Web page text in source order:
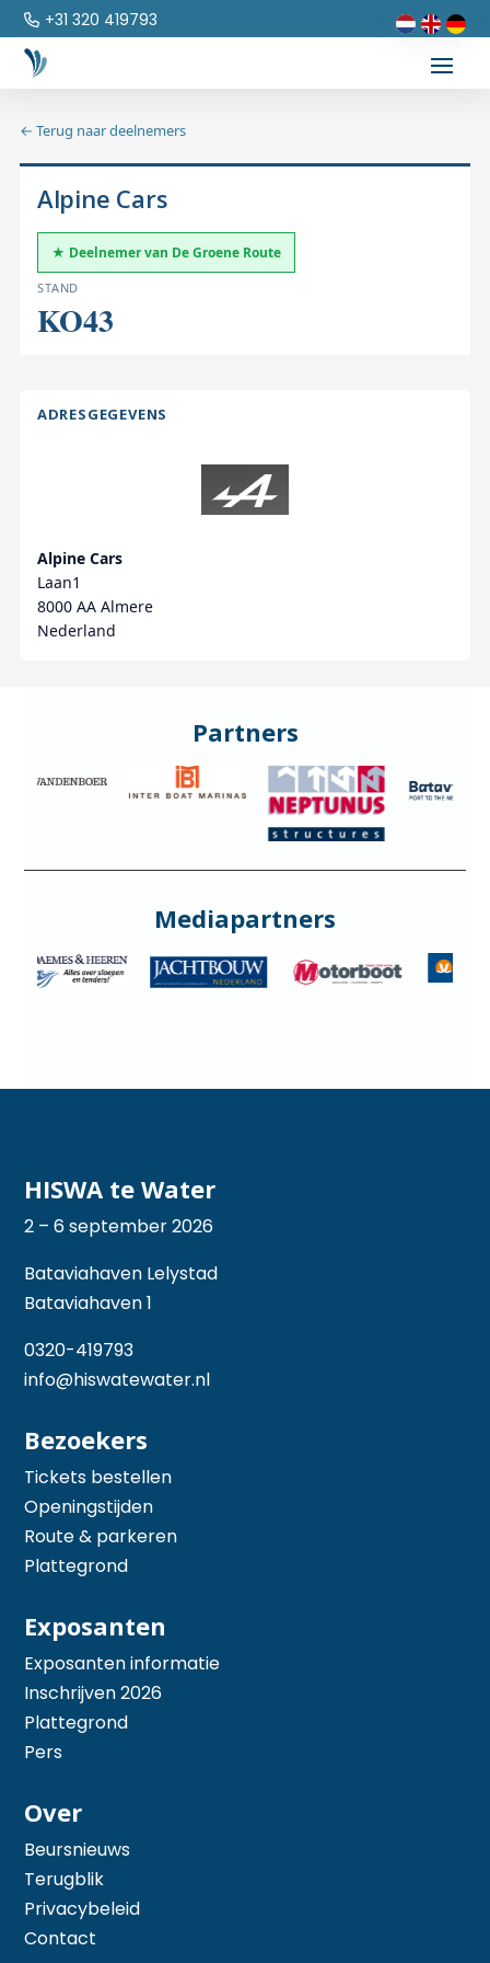
+31 320 419793
← Terug naar deelnemers
Alpine Cars
★ Deelnemer van De Groene Route
STAND
KO43
ADRESGEGEVENS
Alpine Cars
Laan1
8000 AA Almere
Nederland
Partners
Mediapartners
HISWA te Water
2 – 6 september 2026
Bataviahaven Lelystad
Bataviahaven 1
0320-419793
info@hiswatewater.nl
Bezoekers
Tickets bestellen
Openingstijden
Route & parkeren
Plattegrond
Exposanten
Exposanten informatie
Inschrijven 2026
Plattegrond
Pers
Over
Beursnieuws
Terugblik
Privacybeleid
Contact